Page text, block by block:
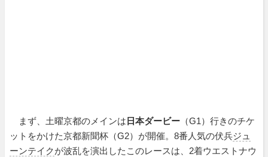
まず、土曜京都のメインは 日本ダービー （G1）行きのチケ
ットをかけた京都新聞杯（G2）が開催。8番人気の伏兵ジュ
ーンテイクが波乱を演出したこのレースは、2着ウエストナウ